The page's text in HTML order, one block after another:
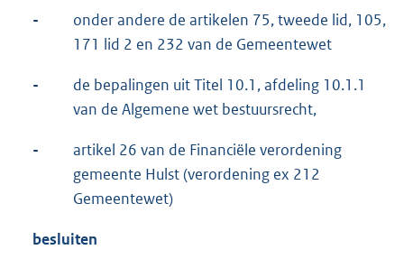
-
onder andere de artikelen 75, tweede lid, 105,
171 lid 2 en 232 van de Gemeentewet
-
de bepalingen uit Titel 10.1, afdeling 10.1.1
van de Algemene wet bestuursrecht,
-
artikel 26 van de Financiële verordening
gemeente Hulst (verordening ex 212
Gemeentewet)
besluiten